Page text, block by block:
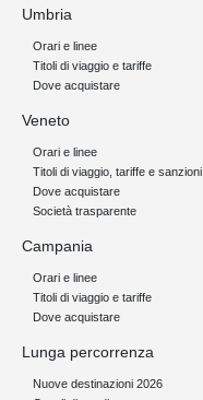
Umbria
Orari e linee
Titoli di viaggio e tariffe
Dove acquistare
Veneto
Orari e linee
Titoli di viaggio, tariffe e sanzioni
Dove acquistare
Società trasparente
Campania
Orari e linee
Titoli di viaggio e tariffe
Dove acquistare
Lunga percorrenza
Nuove destinazioni 2026